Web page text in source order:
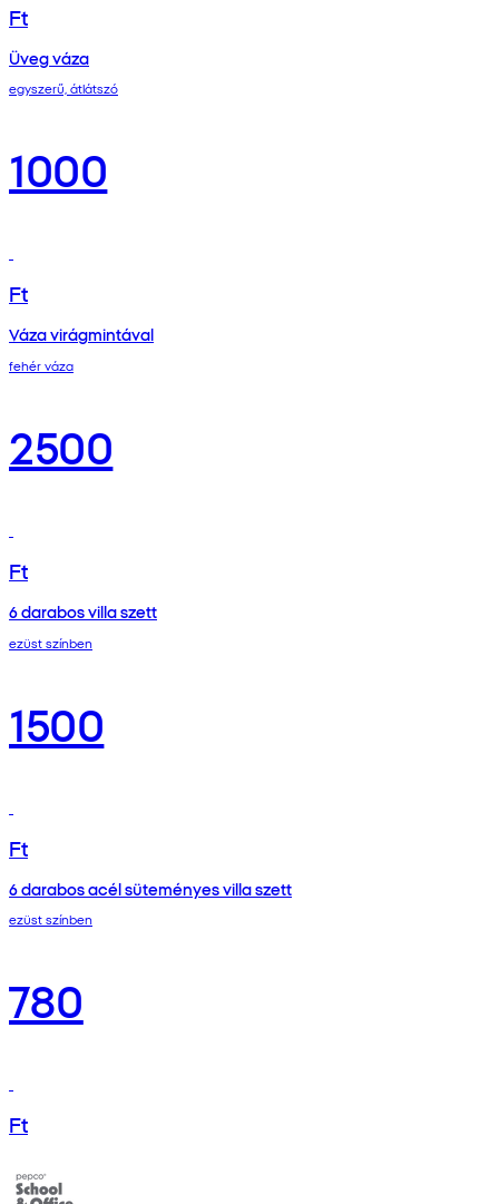
Ft
Üveg váza
egyszerű, átlátszó
1000
Ft
Váza virágmintával
fehér váza
2500
Ft
6 darabos villa szett
ezüst színben
1500
Ft
6 darabos acél süteményes villa szett
ezüst színben
780
Ft